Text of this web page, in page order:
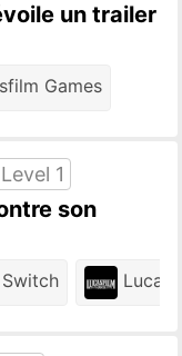
un trailer
Games
Level 1
son